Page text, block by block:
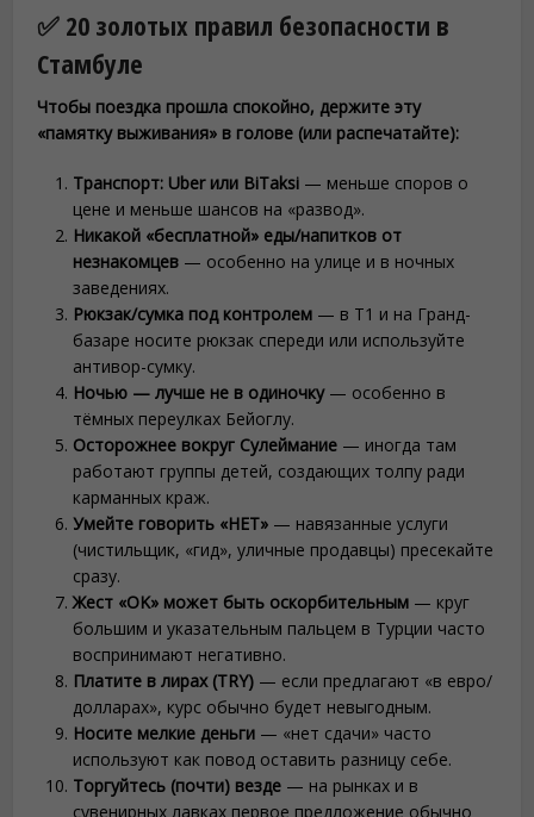
✅ 20 золотых правил безопасности в
Стамбуле
Чтобы поездка прошла спокойно, держите эту
«памятку выживания» в голове (или распечатайте):
Транспорт: Uber или BiTaksi — меньше споров о
цене и меньше шансов на «развод».
Никакой «бесплатной» еды/напитков от
незнакомцев — особенно на улице и в ночных
заведениях.
Рюкзак/сумка под контролем — в T1 и на Гранд-
базаре носите рюкзак спереди или используйте
антивор-сумку.
Ночью — лучше не в одиночку— особенно в
тёмных переулках Бейоглу.
Осторожнее вокруг Сулеймание — иногда там
работают группы детей, создающих толпу ради
карманных краж.
Умейте говорить «НЕТ» — навязанные услуги
(чистильщик, «гид», уличные продавцы) пресекайте
сразу.
Жест «OK» может быть оскорбительным — круг
большим и указательным пальцем в Турции часто
воспринимают негативно.
Платите в лирах (TRY) — если предлагают «в евро/
долларах», курс обычно будет невыгодным.
Носите мелкие деньги — «нет сдачи» часто
используют как повод оставить разницу себе.
Торгуйтесь (почти) везде — на рынках и в
сувенирных лавках первое предложение обычно